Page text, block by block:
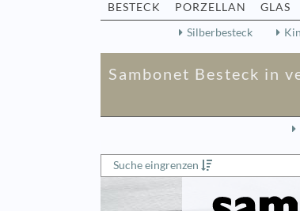
BESTECK PORZELLAN GLAS
Silberbesteck
Sambonet Besteck in
Suche eingrenzen